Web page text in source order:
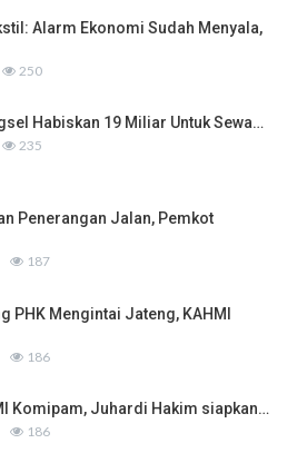
Alarm Ekonomi Sudah Menyala,
250
Habiskan 19 Miliar Untuk Sewa…
235
Penerangan Jalan, Pemkot
187
PHK Mengintai Jateng, KAHMI
186
Komipam, Juhardi Hakim siapkan…
186